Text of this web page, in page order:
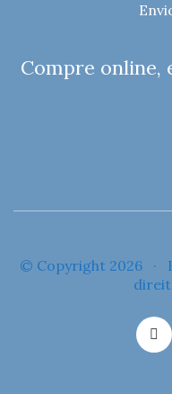
Compre online,
© Copyright 2026 ·